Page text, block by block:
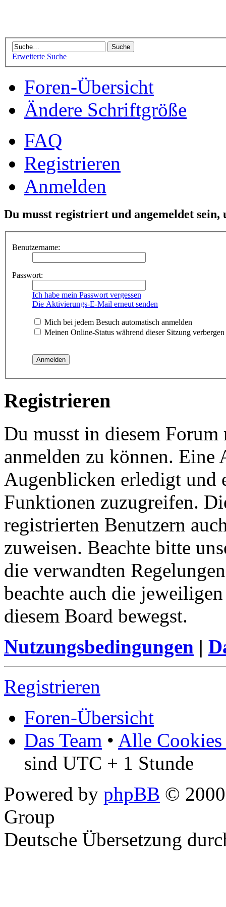
Erweiterte Suche
Foren-Übersicht
Ändere Schriftgröße
FAQ
Registrieren
Anmelden
Du musst registriert und angemeldet
Benutzername:
Passwort:
Ich habe mein Passwort vergessen
Die Aktivierungs-E-Mail erneut senden
Mich bei jedem Besuch automatisch anmelden
Meinen Online-Status während dieser Sitzung verbergen
Registrieren
Du musst in diesem
anmelden zu können.
Augenblicken erledigt und
Funktionen zuzugreifen.
registrierten Benutzern
zuweisen. Beachte bitte
die verwandten
beachte auch die
diesem Board bewegst.
Nutzungsbedingungen |
Registrieren
Foren-Übersicht
Das Team • Alle Cookies
sind UTC + 1 Stunde
Powered by phpBB ©
Group
Deutsche Übersetzung